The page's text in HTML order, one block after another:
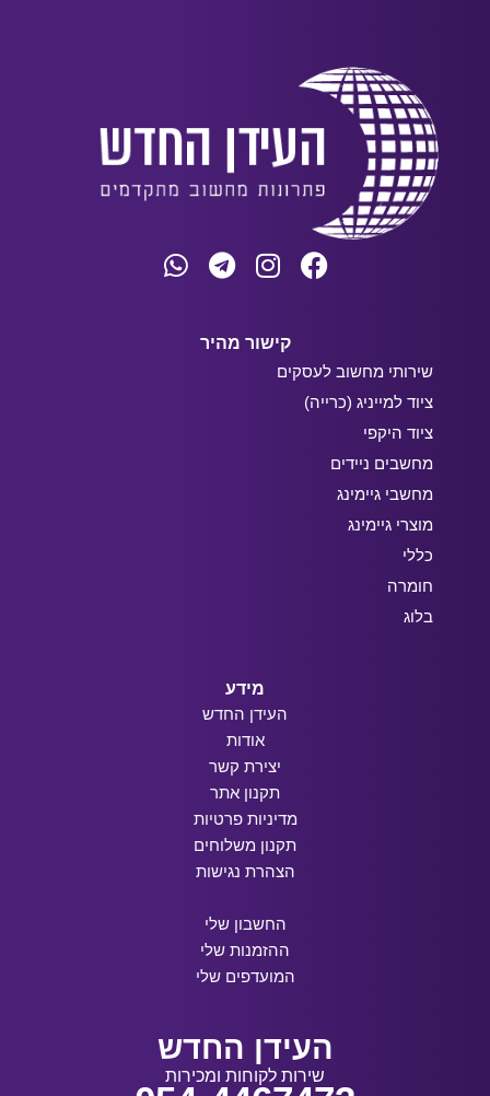
קישור מהיר
שירותי מחשוב לעסקים
ציוד למייניג (כרייה)
ציוד היקפי
מחשבים ניידים
מחשבי גיימינג
מוצרי גיימינג
כללי
חומרה
בלוג
מידע
העידן החדש
אודות
יצירת קשר
תקנון אתר
מדיניות פרטיות
תקנון משלוחים
הצהרת נגישות
החשבון שלי
ההזמנות שלי
המועדפים שלי
העידן החדש
שירות לקוחות ומכירות